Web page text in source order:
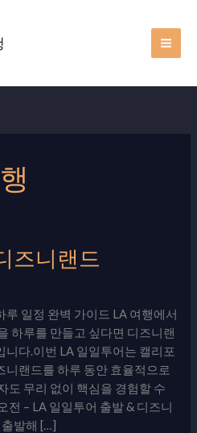
즈니랜드
일정 완벽 가이드 LA 여행에서
하루를 만들고 싶다면 디즈니랜
니다.이번 LA 일일투어는 캘리포
니랜드를 하루 동안 효율적으로
도 무리 없이 핵심을 경험할 수
전 – LA 일일투어 출발 & 디즈니
발해 […]